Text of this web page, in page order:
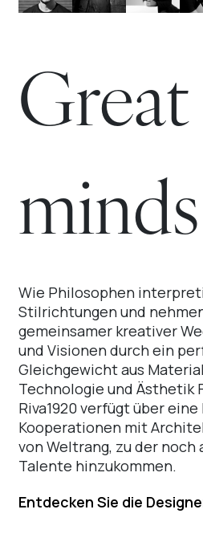
Great
minds
Wie Philosophen
Stilrichtungen und
gemeinsamer kreativer
und Visionen durch ein
Gleichgewicht aus
Technologie und Ästhetik
Riva1920 verfügt über
Kooperationen mit
von Weltrang, zu der noch
Talente hinzukommen.
Entdecken Sie die